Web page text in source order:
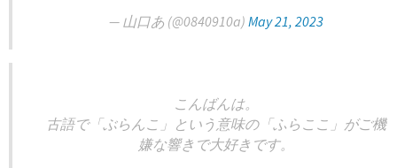
— 山口あ (@0840910a) May 21, 2023
こんばんは。
古語で「ぶらんこ」という意味の「ふらここ」がご機
嫌な響きで大好きです。